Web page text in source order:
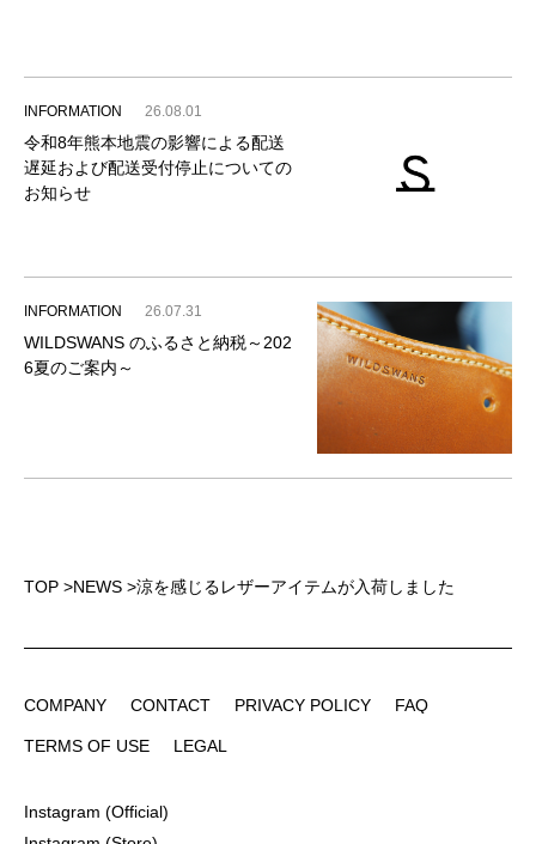
INFORMATION 26.08.01
令和8年熊本地震の影響による配送
遅延および配送受付停止についての
お知らせ
INFORMATION 26.07.31
WILDSWANS のふるさと納税～202
6夏のご案内～
TOP >NEWS >涼を感じるレザーアイテムが入荷しました
COMPANY
CONTACT
PRIVACY POLICY
FAQ
TERMS OF USE
LEGAL
Instagram (Official)